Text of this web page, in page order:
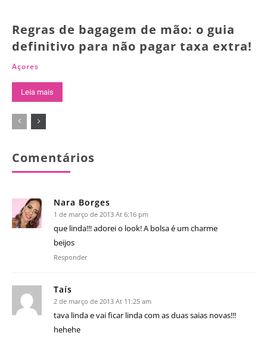
Regras de bagagem de mão: o guia
definitivo para não pagar taxa extra!
Açores
Leia mais
Comentários
Nara Borges
1 de março de 2013 At 6:16 pm
que linda!!! adorei o look! A bolsa é um charme
beijos
Responder
Taís
2 de março de 2013 At 11:25 am
tava linda e vai ficar linda com as duas saias novas!!!
hehehe